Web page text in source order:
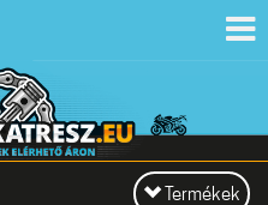
Toggle
Termékek